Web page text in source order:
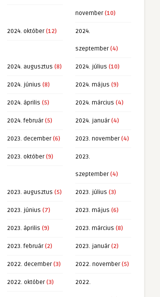
november(10)
2024. október(12) 2024.
szeptember(4)
2024. augusztus (8) 2024. július (10)
2024. június (8) 2024. május (9)
2024. április (5) 2024. március (4)
2024. február(5) 2024. január(4)
2023. december(6) 2023. november(4)
2023. október(9) 2023.
szeptember(4)
2023. augusztus (5) 2023. július (3)
2023. június (7) 2023. május (6)
2023. április (9) 2023. március (8)
2023. február(2) 2023. január(2)
2022. december(3) 2022. november(5)
2022. október(3) 2022.